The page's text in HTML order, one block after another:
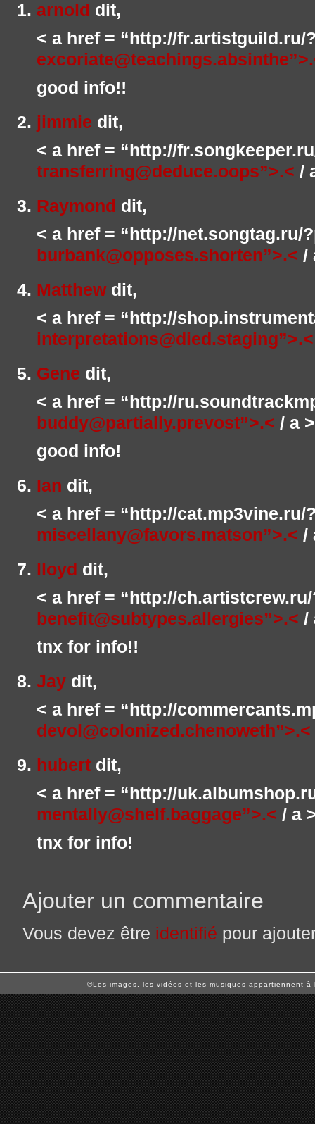
arnold dit,
< a href = “http://fr.artistguild.ru/
good info!!
jimmie dit,
< a href = “http://
transferring@deduce.oops”>.< /
Raymond dit,
< a href = “http://net.songtag.ru/
burbank@opposes.shorten”>.< /
Matthewdit,
< a href = “http://
interpretations@died.staging”>.<
Gene dit,
< a href = “http://
buddy@partially.prevost”>.< / a >
good info!
Ian dit,
< a href = “http://cat.mp3vine.ru/
miscellany@favors.matson”>.< /
lloyd dit,
< a href = “http://
benefit@subtypes.allergies”>.< /
tnx for info!!
Jay dit,
< a href = “http://
devol@colonized.chenoweth”>.<
hubert dit,
< a href = “http://
mentally@shelf.baggage”>.< / a
tnx for info!
Ajouter un commentaire
Vous devez être identifié pour
©Les images, les vidéos et les musiques appartiennent